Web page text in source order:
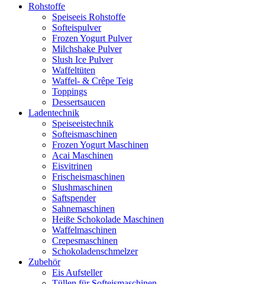
Rohstoffe
Speiseeis Rohstoffe
Softeispulver
Frozen Yogurt Pulver
Milchshake Pulver
Slush Ice Pulver
Waffeltüten
Waffel- & Crêpe Teig
Toppings
Dessertsaucen
Ladentechnik
Speiseeistechnik
Softeismaschinen
Frozen Yogurt Maschinen
Acai Maschinen
Eisvitrinen
Frischeismaschinen
Slushmaschinen
Saftspender
Sahnemaschinen
Heiße Schokolade Maschinen
Waffelmaschinen
Crepesmaschinen
Schokoladenschmelzer
Zubehör
Eis Aufsteller